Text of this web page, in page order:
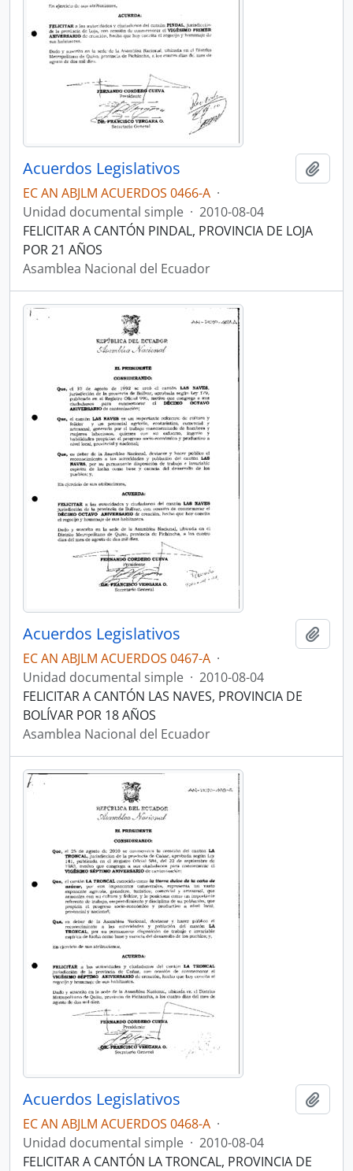
Acuerdos Legislativos
EC AN ABJLM ACUERDOS 0466-A ·
Unidad documental simple · 2010-08-04
FELICITAR A CANTÓN PINDAL, PROVINCIA DE LOJA
POR 21 AÑOS
Asamblea Nacional del Ecuador
Acuerdos Legislativos
EC AN ABJLM ACUERDOS 0467-A ·
Unidad documental simple · 2010-08-04
FELICITAR A CANTÓN LAS NAVES, PROVINCIA DE
BOLÍVAR POR 18 AÑOS
Asamblea Nacional del Ecuador
Acuerdos Legislativos
EC AN ABJLM ACUERDOS 0468-A ·
Unidad documental simple · 2010-08-04
FELICITAR A CANTÓN LA TRONCAL, PROVINCIA DE